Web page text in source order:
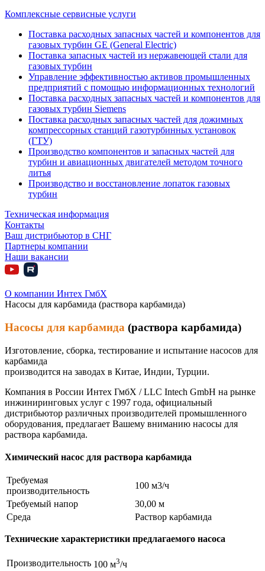
Комплексные сервисные услуги
Поставка расходных запасных частей и компонентов для
газовых турбин GE (General Electric)
Поставка запасных частей из нержавеющей стали для
газовых турбин
Управление эффективностью активов промышленных
предприятий с помощью информационных технологий
Поставка расходных запасных частей и компонентов для
газовых турбин Siemens
Поставка расходных запасных частей для дожимных
компрессорных станций газотурбинных установок
(ГТУ)
Производство компонентов и запасных частей для
турбин и авиационных двигателей методом точного
литья
Производство и восстановление лопаток газовых
турбин
Техническая информация
Контакты
Ваш дистрибьютор в СНГ
Партнеры компании
Наши вакансии
О компании Интех ГмбХ
Насосы для карбамида (раствора карбамида)
Насосы для карбамида (раствора карбамида)
Изготовление, сборка, тестирование и испытание насосов для
карбамида
производится на заводах в Китае, Индии, Турции.
Компания в России Интех ГмбХ / LLC Intech GmbH на рынке
инжиниринговых услуг с 1997 года, официальный
дистрибьютор различных производителей промышленного
оборудования, предлагает Вашему вниманию насосы для
раствора карбамида.
Химический насос для раствора карбамида
Требуемая
производительность
100 м3/ч
Требуемый напор
30,00 м
Среда
Раствор карбамида
Технические характеристики предлагаемого насоса
Производительность 100 м3/ч